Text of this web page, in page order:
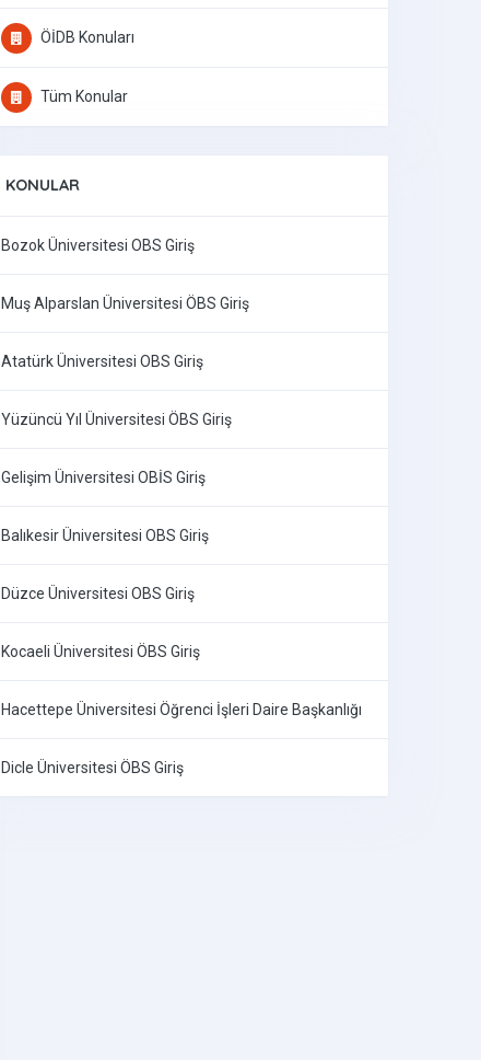
ÖİDB Konuları
Tüm Konular
KONULAR
Bozok Üniversitesi OBS Giriş
Muş Alparslan Üniversitesi ÖBS Giriş
Atatürk Üniversitesi OBS Giriş
Yüzüncü Yıl Üniversitesi ÖBS Giriş
Gelişim Üniversitesi OBİS Giriş
Balıkesir Üniversitesi OBS Giriş
Düzce Üniversitesi OBS Giriş
Kocaeli Üniversitesi ÖBS Giriş
Hacettepe Üniversitesi Öğrenci İşleri Daire Başkanlığı
Dicle Üniversitesi ÖBS Giriş